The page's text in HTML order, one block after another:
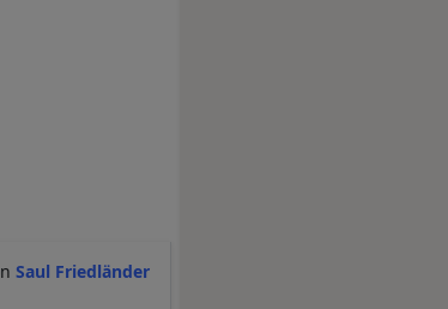
Saul Friedländer